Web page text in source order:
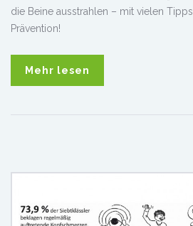
die Beine ausstrahlen – mit vielen
Prävention!
Mehr lesen